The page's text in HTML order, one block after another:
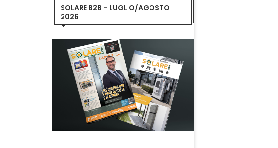
SOLARE B2B – LUGLIO/AGOSTO
2026